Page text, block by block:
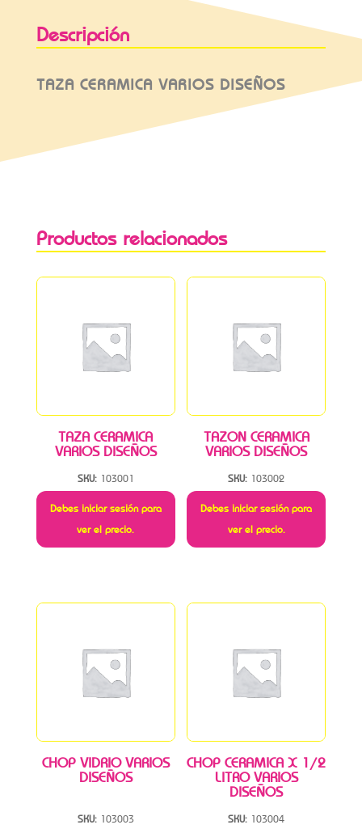
Descripción
TAZA CERAMICA VARIOS DISEÑOS
Productos relacionados
TAZA CERAMICA
VARIOS DISEÑOS
SKU: 103001
Debes iniciar sesión para
ver el precio.
TAZON CERAMICA
VARIOS DISEÑOS
SKU: 103002
Debes iniciar sesión para
ver el precio.
CHOP VIDRIO VARIOS
DISEÑOS
SKU: 103003
CHOP CERAMICA X 1/2
LITRO VARIOS
DISEÑOS
SKU: 103004